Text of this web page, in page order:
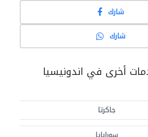
شارك
شارك
أخرى في اندونيسيا
جاكرتا